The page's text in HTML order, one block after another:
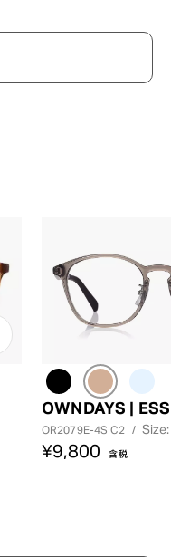
OWNDAYS |
OR2079E-4S C2 /
¥9,800 含税